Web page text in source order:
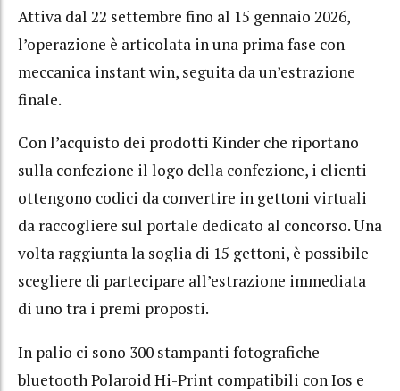
Attiva dal 22 settembre fino al 15 gennaio 2026,
l’operazione è articolata in una prima fase con
meccanica instant win, seguita da un’estrazione
finale.
Con l’acquisto dei prodotti Kinder che riportano
sulla confezione il logo della confezione, i clienti
ottengono codici da convertire in gettoni virtuali
da raccogliere sul portale dedicato al concorso. Una
volta raggiunta la soglia di 15 gettoni, è possibile
scegliere di partecipare all’estrazione immediata
di uno tra i premi proposti.
In palio ci sono 300 stampanti fotografiche
bluetooth Polaroid Hi-Print compatibili con Ios e